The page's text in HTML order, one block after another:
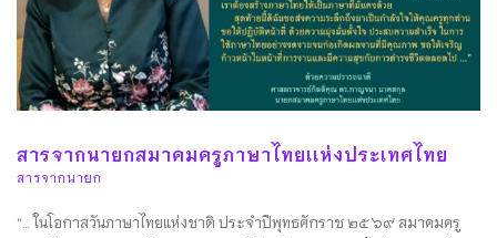
สารจากนายกสมาคมครูภาษาไทยเเห่งประเทศไทย
สารจากนายก
“… ในโอกาสวันภาษาไทยแห่งชาติ ประจำปีพุทธศักราช ๒๕๖๙ สมาคมครู